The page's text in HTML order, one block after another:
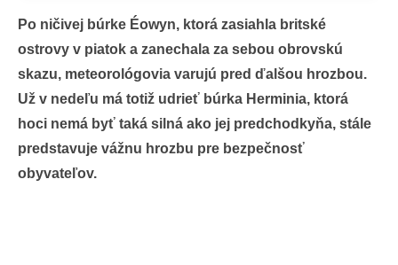
Po ničivej búrke Éowyn, ktorá zasiahla britské
ostrovy v piatok a zanechala za sebou obrovskú
skazu, meteorológovia varujú pred ďalšou hrozbou.
Už v nedeľu má totiž udrieť búrka Herminia, ktorá
hoci nemá byť taká silná ako jej predchodkyňa, stále
predstavuje vážnu hrozbu pre bezpečnosť
obyvateľov.